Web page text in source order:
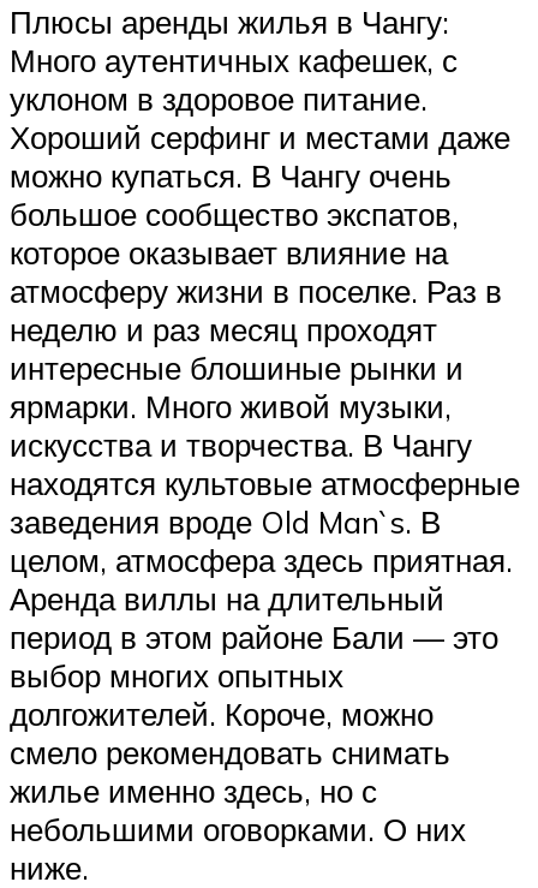
Плюсы аренды жилья в Чангу:
Много аутентичных кафешек, с
уклоном в здоровое питание.
Хороший серфинг и местами даже
можно купаться. В Чангу очень
большое сообщество экспатов,
которое оказывает влияние на
атмосферу жизни в поселке. Раз в
неделю и раз месяц проходят
интересные блошиные рынки и
ярмарки. Много живой музыки,
искусства и творчества. В Чангу
находятся культовые атмосферные
заведения вроде Old Man`s. В
целом, атмосфера здесь приятная.
Аренда виллы на длительный
период в этом районе Бали — это
выбор многих опытных
долгожителей. Короче, можно
смело рекомендовать снимать
жилье именно здесь, но с
небольшими оговорками. О них
ниже.